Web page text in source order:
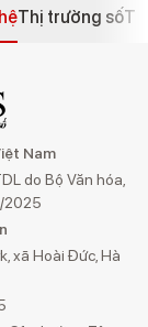
Thị trường số
Nam
do Bộ Văn hóa,
2025
xã Hoài Đức, Hà